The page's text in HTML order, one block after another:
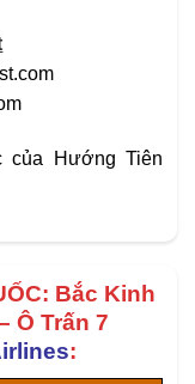
của Hướng Tiên
Bắc Kinh
Ô Trấn 7
: